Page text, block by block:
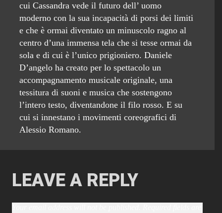
cui Cassandra vede il futuro dell’ uomo
moderno con la sua incapacità di porsi dei limiti
e che è ormai diventato un minuscolo ragno al
centro d’una immensa tela che si tesse ormai da
sola e di cui è l’unico prigioniero. Daniele
D’angelo ha creato per lo spettacolo un
accompagnamento musicale originale, una
tessitura di suoni e musica che sostengono
l’intero testo, diventandone il filo rosso. E su
cui si innestano i movimenti coreografici di
Alessio Romano.
LEAVE A REPLY